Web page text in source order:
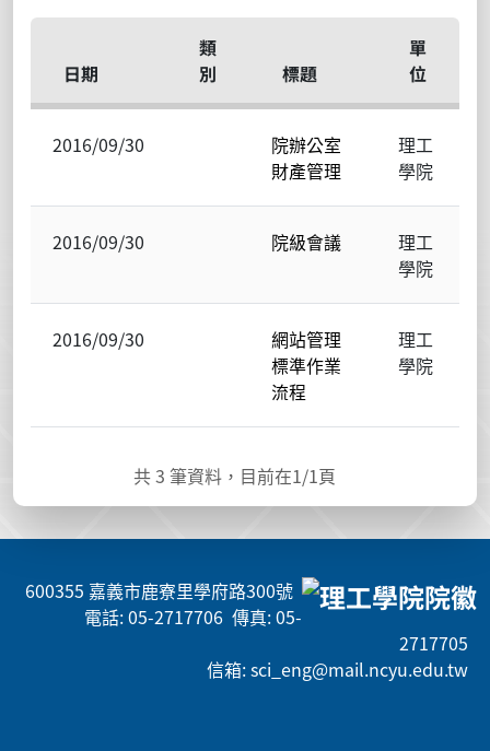
日期
類
別
標題
單
位
2016/09/30
院辦公室
財產管理
理工
學院
2016/09/30 院級會議
理工
學院
2016/09/30
網站管理
標準作業
流程
理工
學院
共3 筆資料，目前在1/1頁
600355 嘉義市鹿寮里學府路300號
電話: 05-2717706 傳真: 05-
2717705
信箱: sci_eng@mail.ncyu.edu.tw